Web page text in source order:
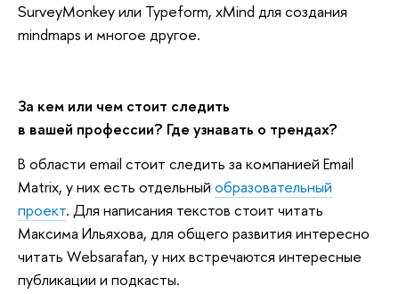
SurveyMonkey или Typeform, xMind для создания
mindmaps и многое другое.
За кем или чем стоит следить
в вашей профессии? Где узнавать о трендах?
В области email стоит следить за компанией Email
Matrix, у них есть отдельный образовательный
проект. Для написания текстов стоит читать
Максима Ильяхова, для общего развития интересно
читать Websarafan, у них встречаются интересные
публикации и подкасты.